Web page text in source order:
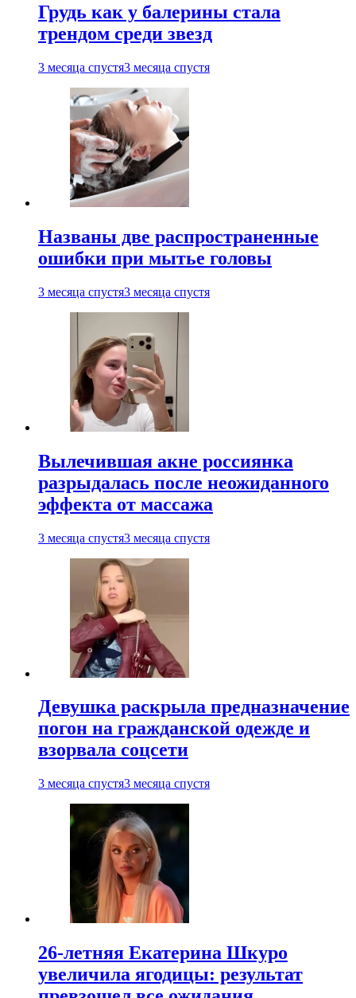
Грудь как у балерины стала
трендом среди звезд
3 месяца спустя3 месяца спустя
Названы две распространенные
ошибки при мытье головы
3 месяца спустя3 месяца спустя
Вылечившая акне россиянка
разрыдалась после неожиданного
эффекта от массажа
3 месяца спустя3 месяца спустя
Девушка раскрыла предназначение
погон на гражданской одежде и
взорвала соцсети
3 месяца спустя3 месяца спустя
26-летняя Екатерина Шкуро
увеличила ягодицы: результат